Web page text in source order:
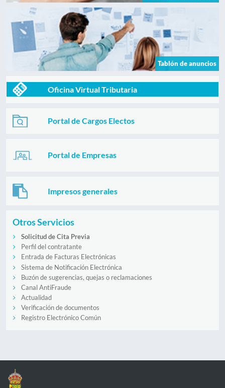
Tablón de anuncios
Oficina Virtual Tributaria
Portal de Cargos Electos
Portal de Empresas
Impresos generales
Otros Servicios
Solicitud de Cita Previa
Perfil del contratante
Entrada de Facturas Electrónicas
Sistema de Notificación Electrónica
Buzón de sugerencias, quejas o reclamaciones
Canal AntiFraude
Actualidad
Verificación de documentos
Registro Electrónico Común